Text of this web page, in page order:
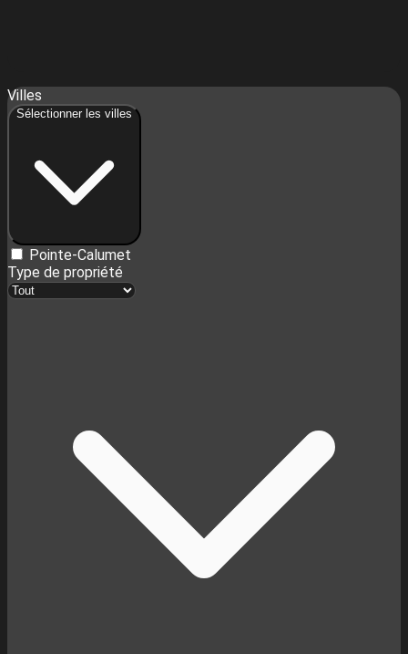
+
Villes
Sélectionner les villes
Pointe-Calumet
Type de propriété